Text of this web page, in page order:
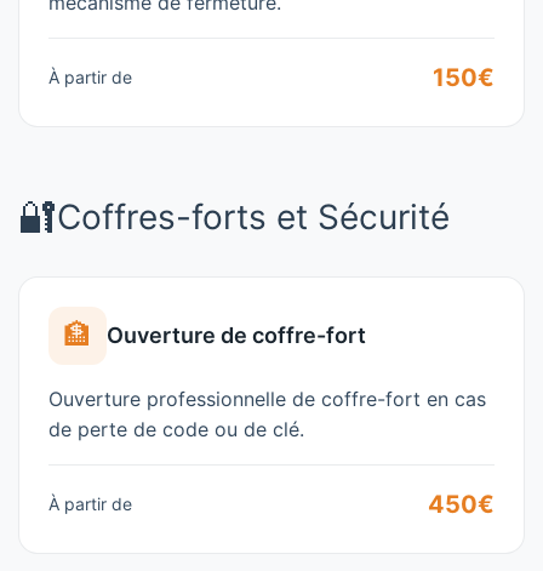
À partir de 150€
🔐Coffres-forts et Sécurité
🏦 Ouverture de coffre-fort
Ouverture professionnelle de coffre-fort en cas
de perte de code ou de clé.
À partir de 450€